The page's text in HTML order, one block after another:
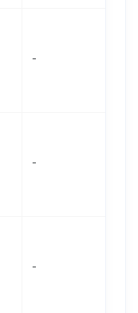
-
-
-